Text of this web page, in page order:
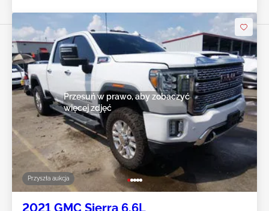
Przyszła aukcja
Przesuń w prawo, aby zobaczyć
więcej zdjęć